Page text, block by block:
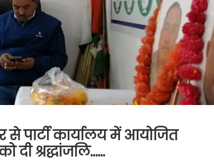
पार्टी कार्यालय में आयोजित
दी श्रद्धांजलि……